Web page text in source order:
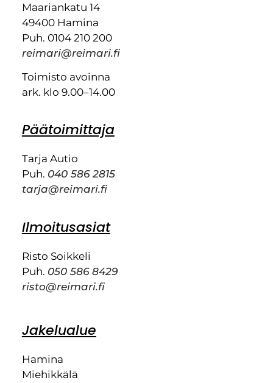
Maariankatu 14
49400 Hamina
Puh. 0104 210 200
reimari@reimari.fi
Toimisto avoinna
ark. klo 9.00–14.00
Päätoimittaja
Tarja Autio
Puh. 040 586 2815
tarja@reimari.fi
Ilmoitusasiat
Risto Soikkeli
Puh. 050 586 8429
risto@reimari.fi
Jakelualue
Hamina
Miehikkälä